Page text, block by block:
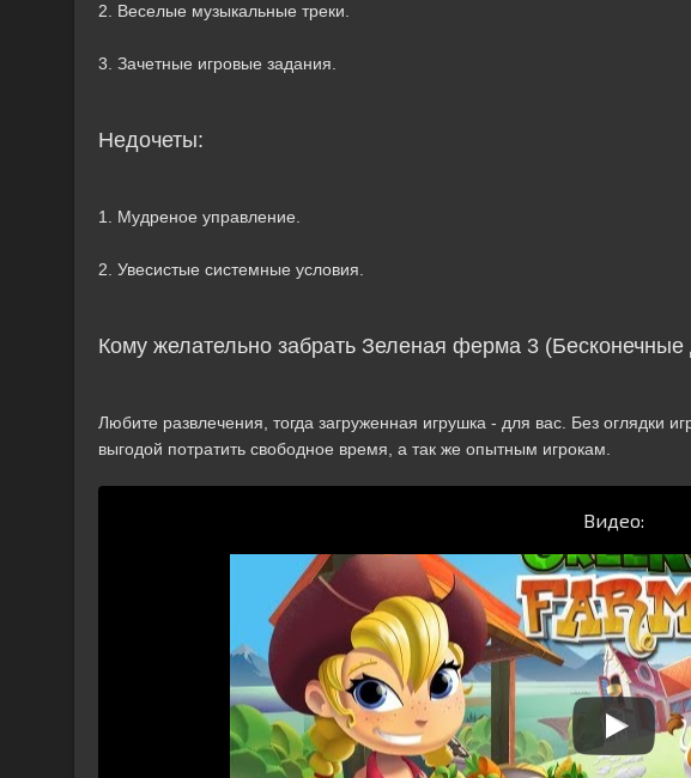
2. Веселые музыкальные треки.
3. Зачетные игровые задания.
Недочеты:
1. Мудреное управление.
2. Увесистые системные условия.
Кому желательно забрать Зеленая ферма 3
Любите развлечения, тогда загруженная игрушка - для вас. Без оглядки
выгодой потратить свободное время, а так же опытным игрокам.
Видео: